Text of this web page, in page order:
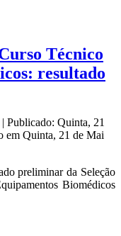
Técnico
resultado
| Publicado: Quinta, 21
em Quinta, 21 de Mai
preliminar da Seleção
Biomédicos